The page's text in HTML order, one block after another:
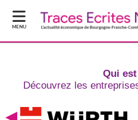
MENU
Qui
Découvrez les